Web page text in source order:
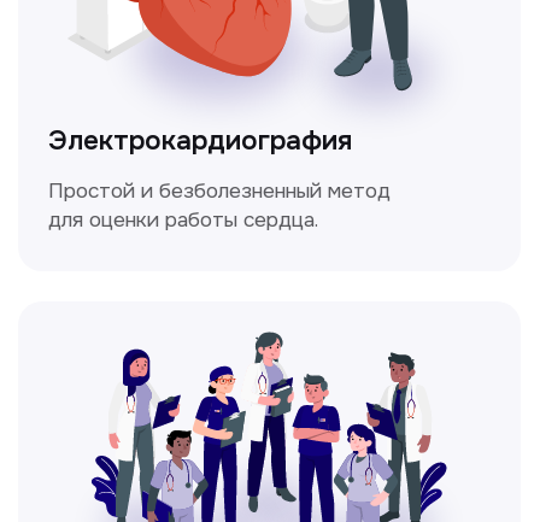
Мультиспиральная
компьютерная томография
Высокоточный метод диагностики,
позволяющий получить детальные
изображения внутренних органов и тканей.